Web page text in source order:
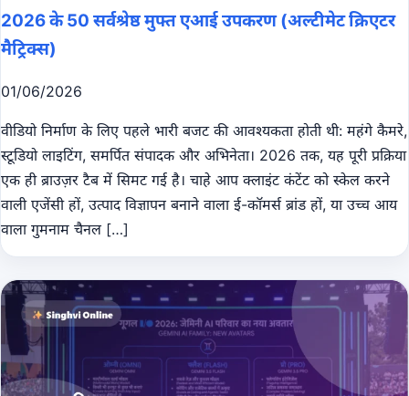
2026 के 50 सर्वश्रेष्ठ मुफ्त एआई उपकरण (अल्टीमेट क्रिएटर
मैट्रिक्स)
01/06/2026
वीडियो निर्माण के लिए पहले भारी बजट की आवश्यकता होती थी: महंगे कैमरे,
स्टूडियो लाइटिंग, समर्पित संपादक और अभिनेता। 2026 तक, यह पूरी प्रक्रिया
एक ही ब्राउज़र टैब में सिमट गई है। चाहे आप क्लाइंट कंटेंट को स्केल करने
वाली एजेंसी हों, उत्पाद विज्ञापन बनाने वाला ई-कॉमर्स ब्रांड हों, या उच्च आय
वाला गुमनाम चैनल […]